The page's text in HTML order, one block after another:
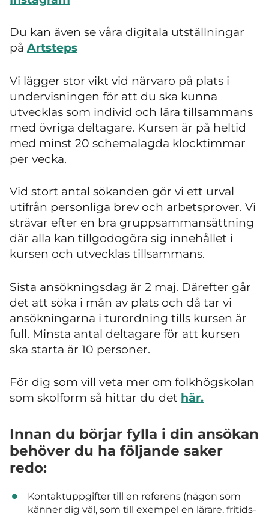
Du kan även se våra digitala utställningar
på Artsteps
Vi lägger stor vikt vid närvaro på plats i
undervisningen för att du ska kunna
utvecklas som individ och lära tillsammans
med övriga deltagare. Kursen är på heltid
med minst 20 schemalagda klocktimmar
per vecka.
Vid stort antal sökanden gör vi ett urval
utifrån personliga brev och arbetsprover. Vi
strävar efter en bra gruppsammansättning
där alla kan tillgodogöra sig innehållet i
kursen och utvecklas tillsammans.
Sista ansökningsdag är 2 maj. Därefter går
det att söka i mån av plats och då tar vi
ansökningarna i turordning tills kursen är
full. Minsta antal deltagare för att kursen
ska starta är 10 personer.
För dig som vill veta mer om folkhögskolan
som skolform så hittar du det här.
Innan du börjar fylla i din ansökan
behöver du ha följande saker
redo:
Kontaktuppgifter till en referens (någon som
känner dig väl, som till exempel en lärare, fritids-